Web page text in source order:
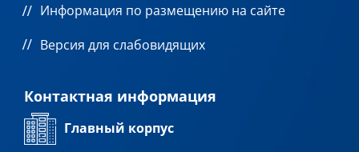
Информация по размещению на сайте
Версия для слабовидящих
Контактная информация
Главный корпус